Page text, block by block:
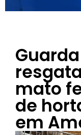
mato
de
em